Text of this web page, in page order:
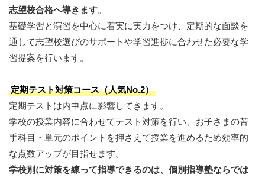
志望校合格へ導きます。
基礎学習と演習を中心に着実に実力をつけ、定期的な面談を
通して志望校選びのサポートや学習進捗に合わせた必要な学
習提案を行います。
定期テスト対策コース（人気No.2）
定期テストは内申点に影響してきます。
学校の授業内容に合わせてテスト対策を行い、お子さまの苦
手科目・単元のポイントを押さえて授業を進めるため効率的
な点数アップが目指せます。
学校別に対策を練って指導できるのは、個別指導塾ならでは